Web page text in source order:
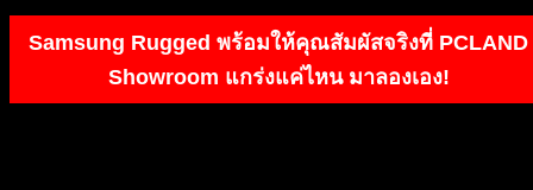
Samsung Rugged พร้อมให้คุณสัมผัสจริงที่ PCLAND
Showroom แกร่งแค่ไหน มาลองเอง!